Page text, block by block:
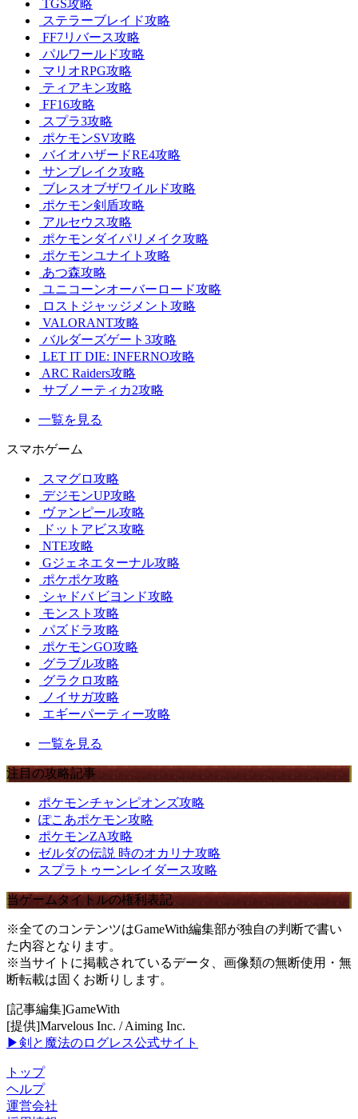
TGS攻略
ステラーブレイド攻略
FF7リバース攻略
パルワールド攻略
マリオRPG攻略
ティアキン攻略
FF16攻略
スプラ3攻略
ポケモンSV攻略
バイオハザードRE4攻略
サンブレイク攻略
ブレスオブザワイルド攻略
ポケモン剣盾攻略
アルセウス攻略
ポケモンダイパリメイク攻略
ポケモンユナイト攻略
あつ森攻略
ユニコーンオーバーロード攻略
ロストジャッジメント攻略
VALORANT攻略
バルダーズゲート3攻略
LET IT DIE: INFERNO攻略
ARC Raiders攻略
サブノーティカ2攻略
一覧を見る
スマホゲーム
スマグロ攻略
デジモンUP攻略
ヴァンピール攻略
ドットアビス攻略
NTE攻略
Gジェネエターナル攻略
ポケポケ攻略
シャドバ ビヨンド攻略
モンスト攻略
パズドラ攻略
ポケモンGO攻略
グラブル攻略
グラクロ攻略
ノイサガ攻略
エギーパーティー攻略
一覧を見る
注目の攻略記事
ポケモンチャンピオンズ攻略
ぽこあポケモン攻略
ポケモンZA攻略
ゼルダの伝説 時のオカリナ攻略
スプラトゥーンレイダース攻略
当ゲームタイトルの権利表記
※全てのコンテンツはGameWith編集部が独自の判断で書い
た内容となります。
※当サイトに掲載されているデータ、画像類の無断使用・無
断転載は固くお断りします。
[記事編集]GameWith
[提供]Marvelous Inc. / Aiming Inc.
▶剣と魔法のログレス公式サイト
トップ
ヘルプ
運営会社